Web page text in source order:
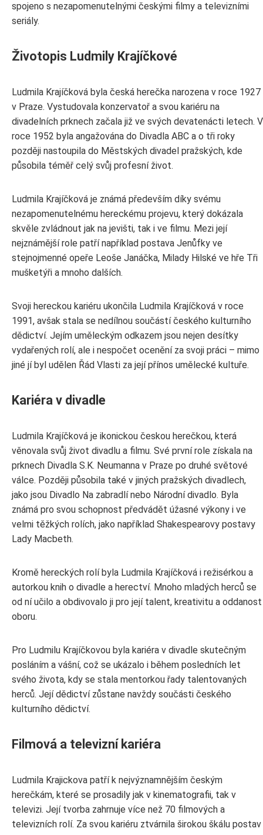
spojeno s nezapomenutelnými českými filmy a televizními
seriály.
Životopis Ludmily Krajíčkové
Ludmila Krajíčková byla česká herečka narozena v roce 1927
v Praze. Vystudovala konzervatoř a svou kariéru na
divadelních prknech začala již ve svých devatenácti letech. V
roce 1952 byla angažována do Divadla ABC a o tři roky
později nastoupila do Městských divadel pražských, kde
působila téměř celý svůj profesní život.
Ludmila Krajíčková je známá především díky svému
nezapomenutelnému hereckému projevu, který dokázala
skvěle zvládnout jak na jevišti, tak i ve filmu. Mezi její
nejznámější role patří například postava Jenůfky ve
stejnojmenné opeře Leoše Janáčka, Milady Hilské ve hře Tři
mušketýři a mnoho dalších.
Svoji hereckou kariéru ukončila Ludmila Krajíčková v roce
1991, avšak stala se nedílnou součástí českého kulturního
dědictví. Jejím uměleckým odkazem jsou nejen desítky
vydařených rolí, ale i nespočet ocenění za svoji práci – mimo
jiné jí byl udělen Řád Vlasti za její přínos umělecké kultuře.
Kariéra v divadle
Ludmila Krajíčková je ikonickou českou herečkou, která
věnovala svůj život divadlu a filmu. Své první role získala na
prknech Divadla S.K. Neumanna v Praze po druhé světové
válce. Později působila také v jiných pražských divadlech,
jako jsou Divadlo Na zabradlí nebo Národní divadlo. Byla
známá pro svou schopnost předvádět úžasné výkony i ve
velmi těžkých rolích, jako například Shakespearovy postavy
Lady Macbeth.
Kromě hereckých rolí byla Ludmila Krajíčková i režisérkou a
autorkou knih o divadle a herectví. Mnoho mladých herců se
od ní učilo a obdivovalo ji pro její talent, kreativitu a oddanost
oboru.
Pro Ludmilu Krajíčkovou byla kariéra v divadle skutečným
posláním a vášní, což se ukázalo i během posledních let
svého života, kdy se stala mentorkou řady talentovaných
herců. Její dědictví zůstane navždy součásti českého
kulturního dědictví.
Filmová a televizní kariéra
Ludmila Krajickova patří k nejvýznamnějším českým
herečkám, které se prosadily jak v kinematografii, tak v
televizi. Její tvorba zahrnuje více než 70 filmových a
televizních rolí. Za svou kariéru ztvárnila širokou škálu postav